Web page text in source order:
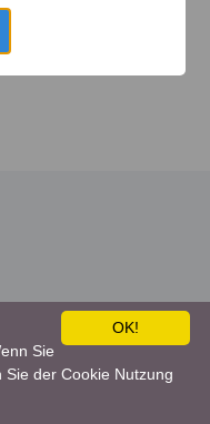
OK!
Sie
der Cookie Nutzung